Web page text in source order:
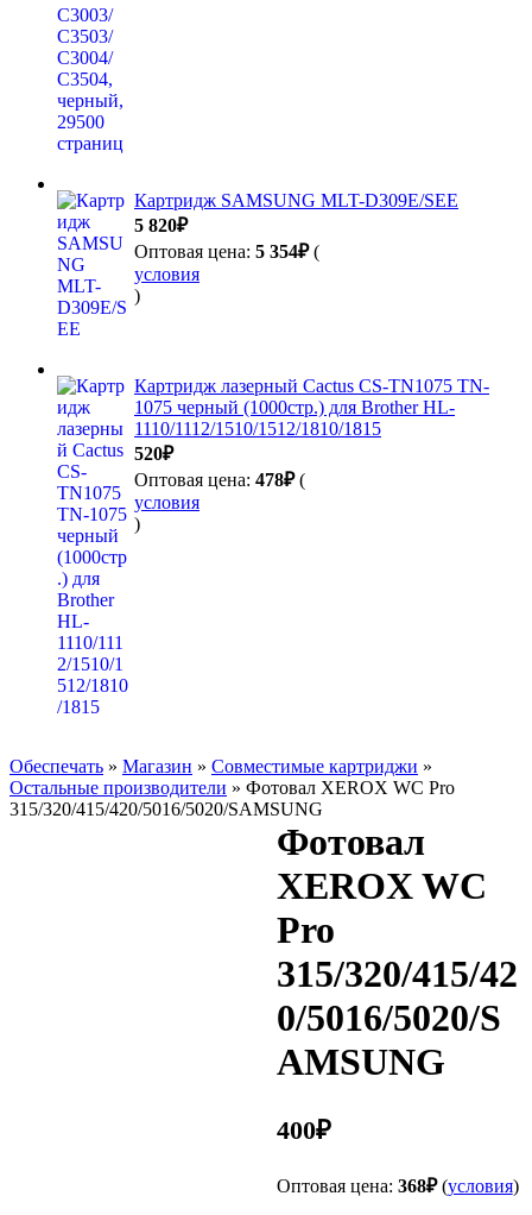
Картридж SAMSUNG MLT-D309E/SEE
5 820₽
Оптовая цена: 5 354₽(
условия
)
Картридж лазерный Cactus CS-TN1075 TN-
1075 черный (1000стр.) для Brother HL-
1110/1112/1510/1512/1810/1815
520₽
Оптовая цена: 478₽(
условия
)
Обеспечать » Магазин » Совместимые картриджи »
Остальные производители » Фотовал XEROX WC Pro
315/320/415/420/5016/5020/SAMSUNG
Фотовал
XEROX WC
Pro
315/320/415/42
0/5016/5020/S
AMSUNG
400₽
Оптовая цена: 368₽(условия)